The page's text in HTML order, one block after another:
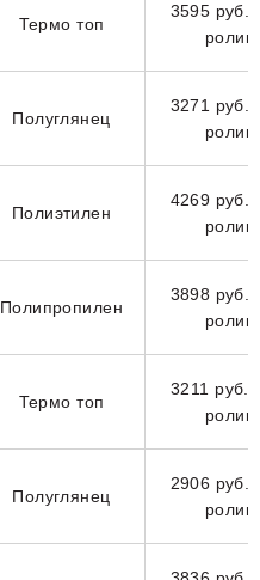
Термо топ
3595 руб.
ролик
Полуглянец
3271 руб.
ролик
Полиэтилен
4269 руб.
ролик
Полипропилен
3898 руб.
ролик
Термо топ
3211 руб.
ролик
Полуглянец
2906 руб.
ролик